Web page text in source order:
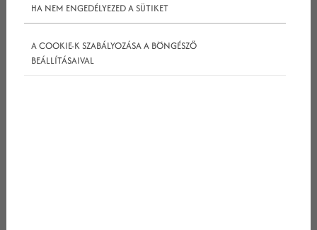
Felirat: „Elveszett kedvenc!”
HA NEM ENGEDÉLYEZED A SÜTIKET
A COOKIE-K SZABÁLYOZÁSA A BÖNGÉSZŐ
BEÁLLÍTÁSAIVAL